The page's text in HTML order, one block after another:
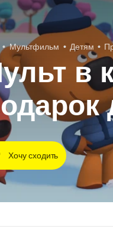
Мультфильм Детям
в
Хочу сходить